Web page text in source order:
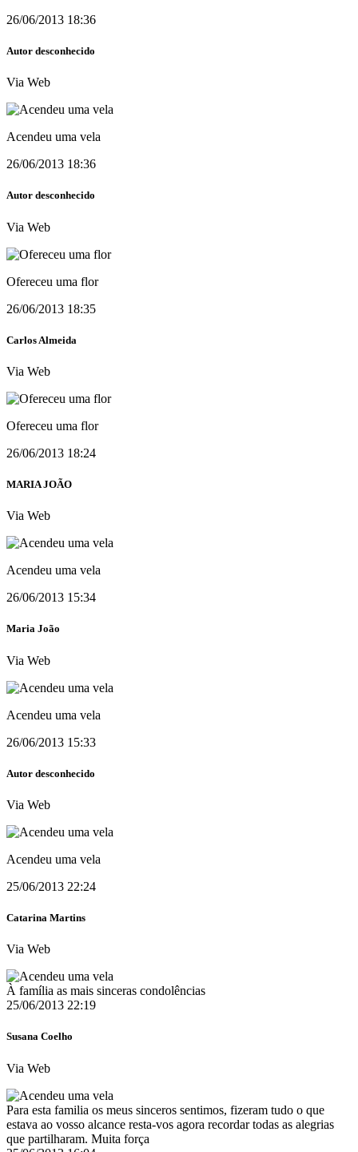
26/06/2013 18:36
Autor desconhecido
Via Web
Acendeu uma vela
26/06/2013 18:36
Autor desconhecido
Via Web
Ofereceu uma flor
26/06/2013 18:35
Carlos Almeida
Via Web
Ofereceu uma flor
26/06/2013 18:24
MARIA JOÃO
Via Web
Acendeu uma vela
26/06/2013 15:34
Maria João
Via Web
Acendeu uma vela
26/06/2013 15:33
Autor desconhecido
Via Web
Acendeu uma vela
25/06/2013 22:24
Catarina Martins
Via Web
À família as mais sinceras condolências
25/06/2013 22:19
Susana Coelho
Via Web
Para esta familia os meus sinceros sentimos, fizeram tudo o que
estava ao vosso alcance resta-vos agora recordar todas as alegrias
que partilharam. Muita força